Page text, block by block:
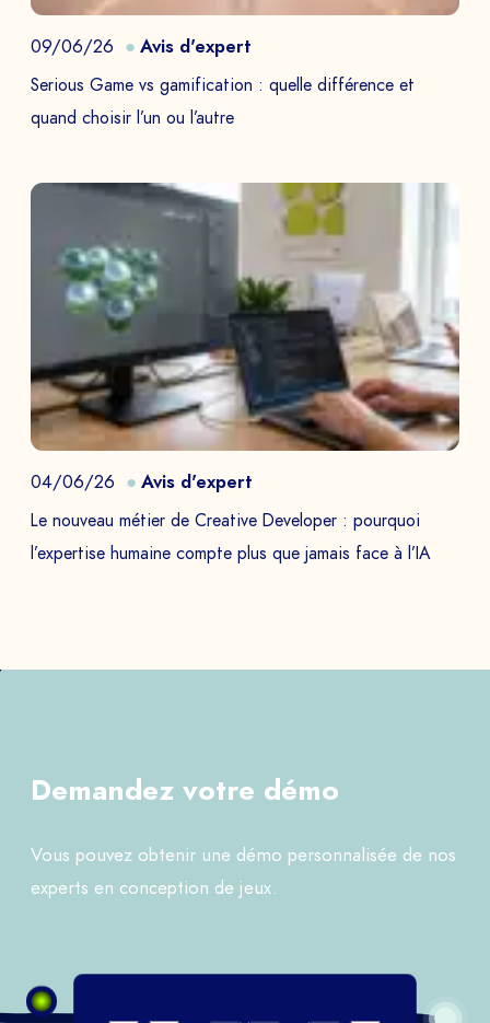
09/06/26 Avis d'expert
Serious Game vs gamification : quelle différence et
quand choisir l’un ou l’autre
04/06/26 Avis d'expert
Le nouveau métier de Creative Developer : pourquoi
l’expertise humaine compte plus que jamais face à l’IA
Demandez votre démo
Vous pouvez obtenir une démo personnalisée de nos
experts en conception de jeux.